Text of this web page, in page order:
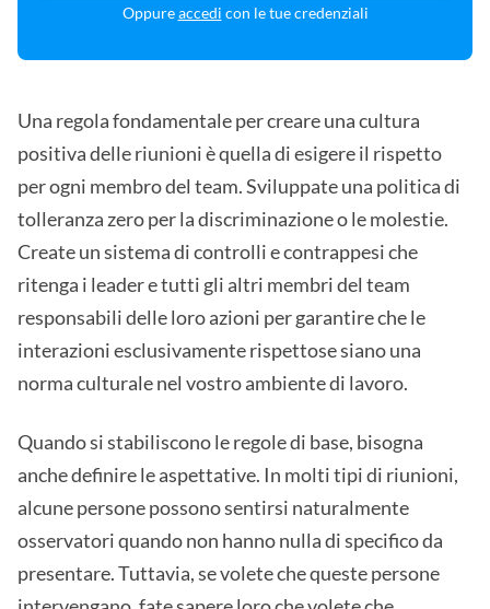
Oppureaccedi con le tue credenziali
Una regola fondamentale per creare una cultura
positiva delle riunioni è quella di esigere il rispetto
per ogni membro del team. Sviluppate una politica di
tolleranza zero per la discriminazione o le molestie.
Create un sistema di controlli e contrappesi che
ritenga i leader e tutti gli altri membri del team
responsabili delle loro azioni per garantire che le
interazioni esclusivamente rispettose siano una
norma culturale nel vostro ambiente di lavoro.
Quando si stabiliscono le regole di base, bisogna
anche definire le aspettative. In molti tipi di riunioni,
alcune persone possono sentirsi naturalmente
osservatori quando non hanno nulla di specifico da
presentare. Tuttavia, se volete che queste persone